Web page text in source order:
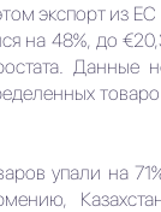
экспорт из ЕС
на 48%, до
Данные
упали на